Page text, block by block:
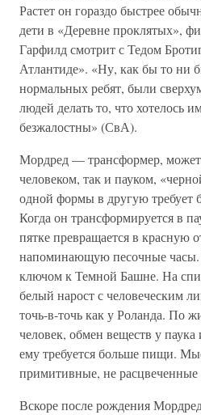
Растет он гораздо быстрее
дети в «Деревне проклятых»,
Гарфилд смотрит с Тедом
Атлантиде». «Ну, как бы то ни
нормальных ребят, были
людей делать то, что хотелось
безжалостны» (СвА).
Мордред — трансформер, может
человеком, так и пауком,
одной формы в другую требует
Когда он трансформируется в
пятке превращается в красную
напоминающую песочные часы.
ключом к Темной Башне. На
белый нарост с человеческим
точь-в-точь как у Роланда. По
человек, обмен веществ у паука
ему требуется больше пищи.
примитивные, не
Вскоре после рождения